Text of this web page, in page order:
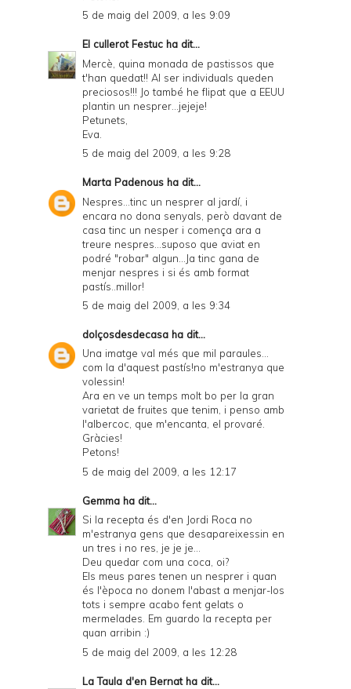
5 de maig del 2009, a les 9:09
El cullerot Festuc ha dit...
Mercè, quina monada de pastissos que
t'han quedat!! Al ser individuals queden
preciosos!!! Jo també he flipat que a EEUU
plantin un nesprer...jejeje!
Petunets,
Eva.
5 de maig del 2009, a les 9:28
Marta Padenous ha dit...
Nespres...tinc un nesprer al jardí, i
encara no dona senyals, però davant de
casa tinc un nesper i comença ara a
treure nespres...suposo que aviat en
podré "robar" algun...Ja tinc gana de
menjar nespres i si és amb format
pastís..millor!
5 de maig del 2009, a les 9:34
dolçosdesdecasa ha dit...
Una imatge val més que mil paraules...
com la d'aquest pastís!no m'estranya que
volessin!
Ara en ve un temps molt bo per la gran
varietat de fruites que tenim, i penso amb
l'albercoc, que m'encanta, el provaré.
Gràcies!
Petons!
5 de maig del 2009, a les 12:17
Gemma ha dit...
Si la recepta és d'en Jordi Roca no
m'estranya gens que desapareixessin en
un tres i no res, je je je...
Deu quedar com una coca, oi?
Els meus pares tenen un nesprer i quan
és l'època no donem l'abast a menjar-los
tots i sempre acabo fent gelats o
mermelades. Em guardo la recepta per
quan arribin :)
5 de maig del 2009, a les 12:28
La Taula d'en Bernatha dit...